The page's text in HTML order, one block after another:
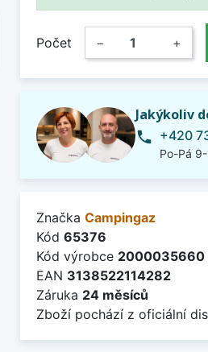
Počet − +
Jakýkoliv
phone +420
Po-Pá
Značka Campingaz
Kód 65376
Kód výrobce 2000035660
EAN 3138522114282
Záruka 24 měsíců
Zboží pochází z oficiální